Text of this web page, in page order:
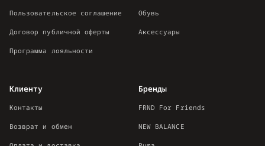
Обувь
Аксессуары
Пользовательское соглашение
Договор публичной оферты
Программа лояльности
Клиенту
Контакты
Возврат и обмен
Бренды
FRND For Friends
NEW BALANCE